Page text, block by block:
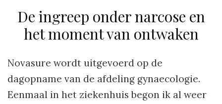
De ingreep onder narcose en
het moment van ontwaken
Novasure wordt uitgevoerd op de
dagopname van de afdeling gynaecologie.
Eenmaal in het ziekenhuis begon ik al weer